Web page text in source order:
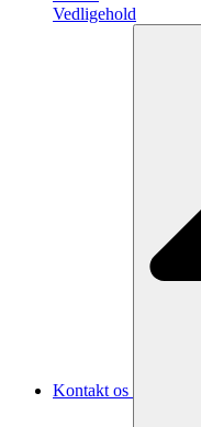
Vedligehold
Kontakt os